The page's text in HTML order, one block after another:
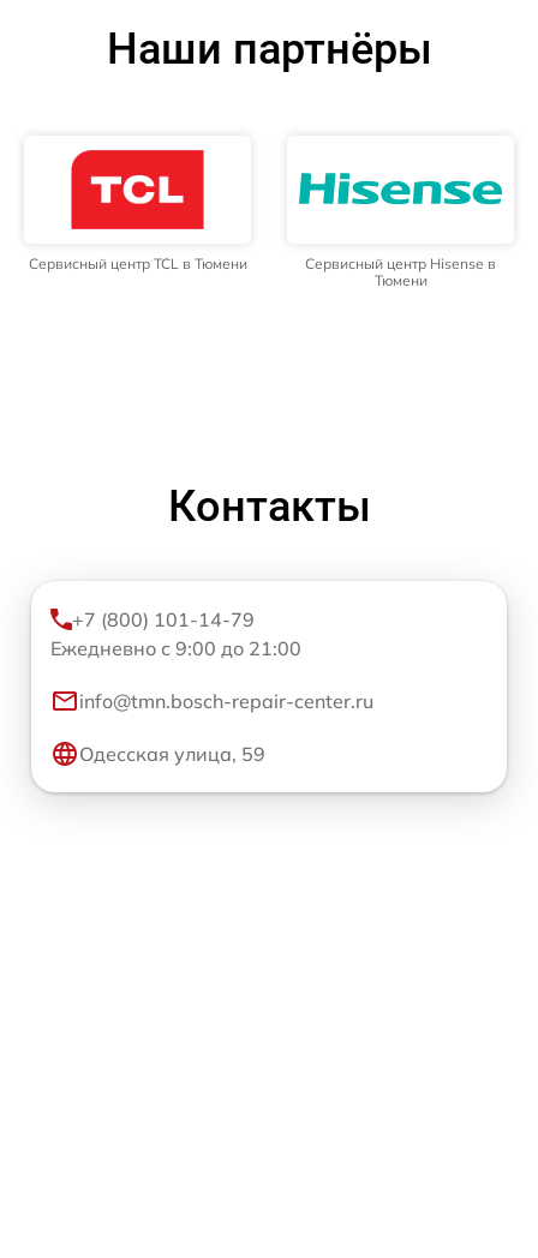
Наши партнёры
Сервисный центр TCL в Тюмени
Сервисный центр Hisense в
Тюмени
Контакты
+7 (800) 101-14-79
Ежедневно с 9:00 до 21:00
info@tmn.bosch-repair-center.ru
Одесская улица, 59